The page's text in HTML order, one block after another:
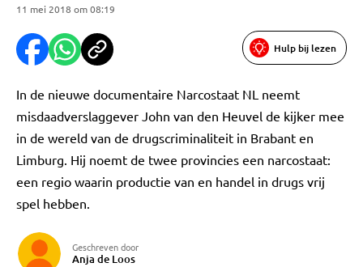
11 mei 2018 om 08:19
Hulp bij lezen
In de nieuwe documentaire Narcostaat NL neemt
misdaadverslaggever John van den Heuvel de kijker mee
in de wereld van de drugscriminaliteit in Brabant en
Limburg. Hij noemt de twee provincies een narcostaat:
een regio waarin productie van en handel in drugs vrij
spel hebben.
Geschreven door
Anja de Loos